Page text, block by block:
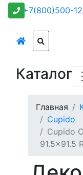
+7(800)500-
Каталог
Главная
Cupido
Cupido
91.5x91.5